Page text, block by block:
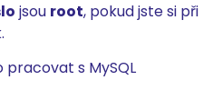
jsou root, pokud jste si při
s MySQL